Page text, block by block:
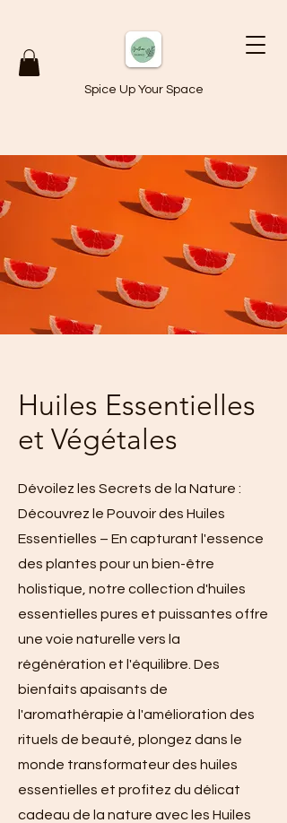
Spice Up Your Space
Huiles Essentielles
et Végétales
Dévoilez les Secrets de la Nature :
Découvrez le Pouvoir des Huiles
Essentielles – En capturant l'essence
des plantes pour un bien-être
holistique, notre collection d'huiles
essentielles pures et puissantes offre
une voie naturelle vers la
régénération et l'équilibre. Des
bienfaits apaisants de
l'aromathérapie à l'amélioration des
rituels de beauté, plongez dans le
monde transformateur des huiles
essentielles et profitez du délicat
cadeau de la nature avec les Huiles